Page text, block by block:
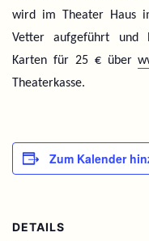
wird im Theater Haus
Vetter aufgeführt und
Karten für 25 € über
Theaterkasse.
Zum Kalender
DETAILS